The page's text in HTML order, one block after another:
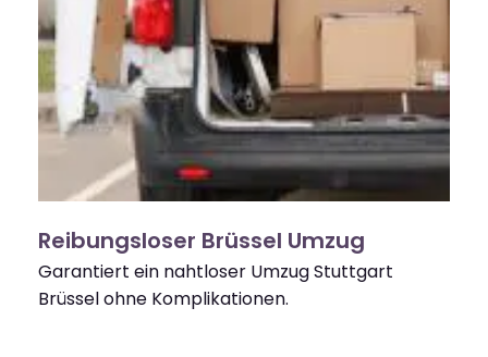
Reibungsloser Brüssel Umzug
Garantiert ein nahtloser Umzug Stuttgart
Brüssel ohne Komplikationen.